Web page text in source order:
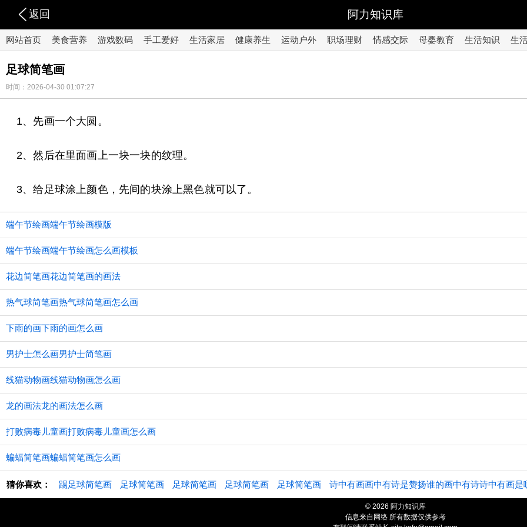
返回 阿力知识库
网站首页 美食营养 游戏数码 手工爱好 生活家居 健康养生 运动户外 职场理财 情感交际 母婴教育 生活知识 生
足球简笔画
时间：2026-04-30 01:07:27
1、先画一个大圆。
2、然后在里面画上一块一块的纹理。
3、给足球涂上颜色，先间的块涂上黑色就可以了。
端午节绘画端午节绘画模版
端午节绘画端午节绘画怎么画模板
花边简笔画花边简笔画的画法
热气球简笔画热气球简笔画怎么画
下雨的画下雨的画怎么画
男护士怎么画男护士简笔画
线猫动物画线猫动物画怎么画
龙的画法龙的画法怎么画
打败病毒儿童画打败病毒儿童画怎么画
蝙蝠简笔画蝙蝠简笔画怎么画
猜你喜欢： 踢足球简笔画 足球简笔画 足球简笔画 足球简笔画 足球简笔画 诗中有画画中有诗是赞扬谁的画中有诗诗中有画是
© 2026 阿力知识库
信息来自网络 所有数据仅供参考